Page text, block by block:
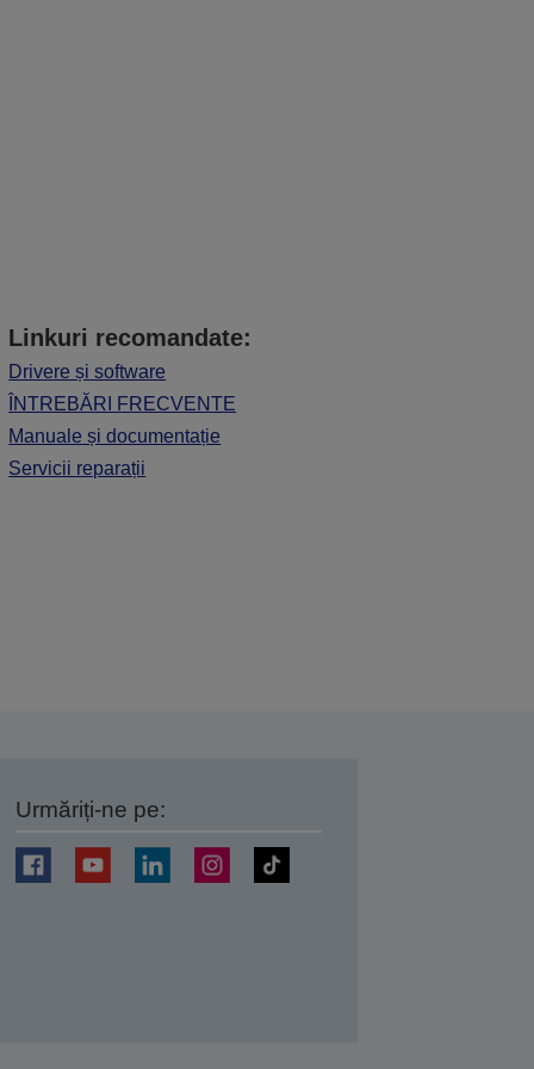
Linkuri recomandate:
Drivere și software
ÎNTREBĂRI FRECVENTE
Manuale și documentație
Servicii reparații
Urmăriți-ne pe: